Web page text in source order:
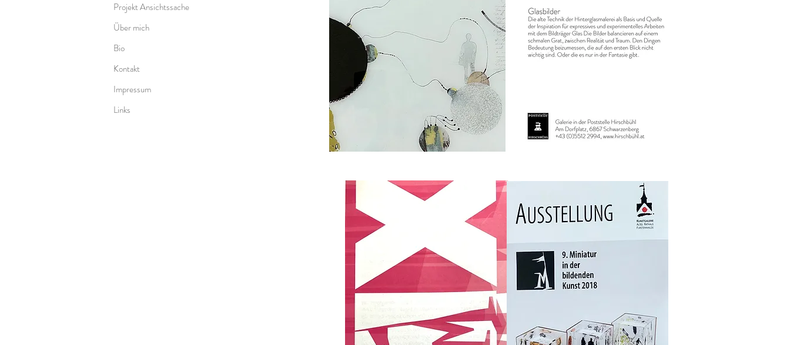
Projekt Ansichtssache
Über mich
Bio
Kontakt
Impressum
Links